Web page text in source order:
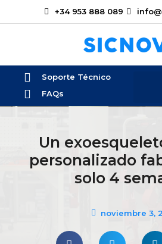
+34 953 888 089
Soporte Técnico
FAQs
Un
personalizado
solo 4
noviembre 3,